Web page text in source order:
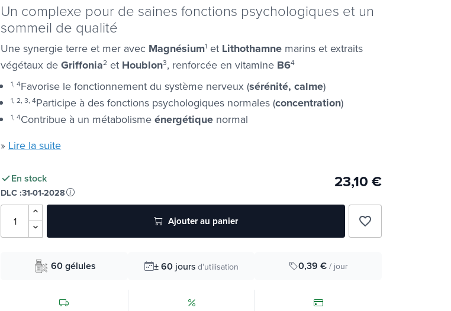
Un complexe pour de saines fonctions psychologiques et un
sommeil de qualité
Une synergie terre et mer avec Magnésium1 et Lithothamne marins et extraits
végétaux deGriffonia2 et Houblon3, renforcée en vitamine B64
1, 4Favorise le fonctionnement du système nerveux (sérénité, calme)
1, 2, 3, 4Participe à des fonctions psychologiques normales (concentration)
1, 4Contribue à un métabolismeénergétique normal
» Lire la suite
En stock
DLC :31-01-2028
23,10 €
Ajouter au panier favorite_border
60 gélules ± 60 jours d'utilisation 0,39 € / jour